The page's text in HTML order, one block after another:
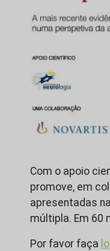
Com o apoio
promove, em
apresentadas
múltipla. Em 60
Por favor faça